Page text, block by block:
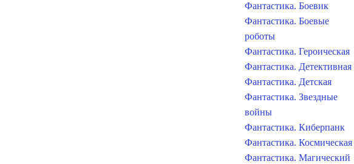
Фантастика. Боевик
Фантастика. Боевые
роботы
Фантастика. Героическая
Фантастика. Детективная
Фантастика. Детская
Фантастика. Звездные
войны
Фантастика. Киберпанк
Фантастика. Космическая
Фантастика. Магический